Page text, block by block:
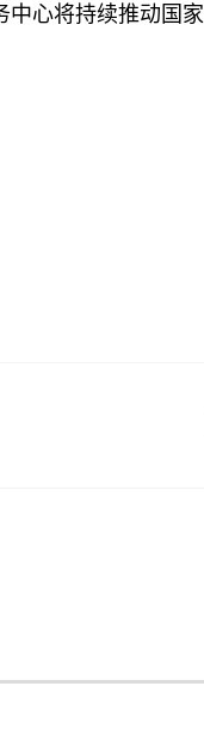
将持续推动国家